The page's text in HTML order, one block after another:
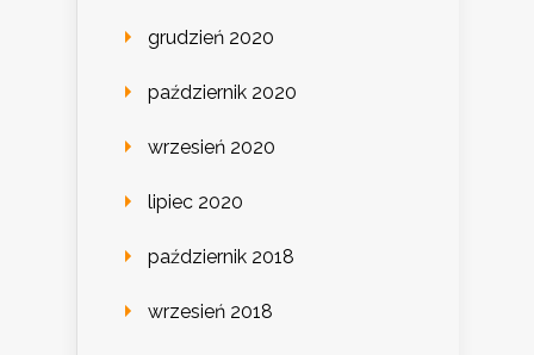
grudzień 2020
październik 2020
wrzesień 2020
lipiec 2020
październik 2018
wrzesień 2018